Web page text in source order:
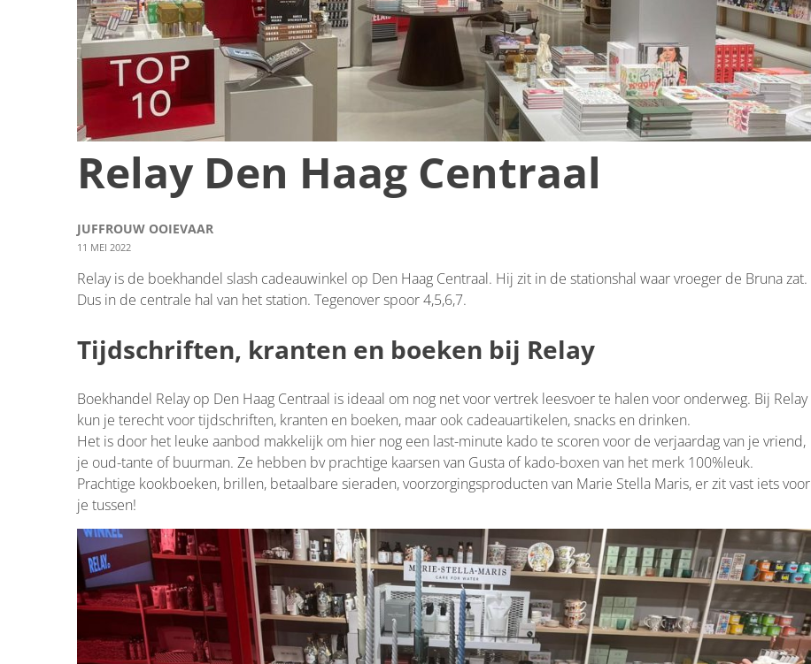
Relay Den Haag Centraal
JUFFROUW OOIEVAAR
11 MEI 2022
Relay is de boekhandel slash cadeauwinkel op Den Haag Centraal. Hij zit in de stationshal waar vroeger de Bruna zat.
Dus in de centrale hal van het station. Tegenover spoor 4,5,6,7.
Tijdschriften, kranten en boeken bij Relay
Boekhandel Relay op Den Haag Centraal is ideaal om nog net voor vertrek leesvoer te halen voor onderweg. Bij Relay
kun je terecht voor tijdschriften, kranten en boeken, maar ook cadeauartikelen, snacks en drinken.
Het is door het leuke aanbod makkelijk om hier nog een last-minute kado te scoren voor de verjaardag van je vriend,
je oud-tante of buurman. Ze hebben bv prachtige kaarsen van Gusta of kado-boxen van het merk 100%leuk.
Prachtige kookboeken, brillen, betaalbare sieraden, voorzorgingsproducten van Marie Stella Maris, er zit vast iets voor
je tussen!